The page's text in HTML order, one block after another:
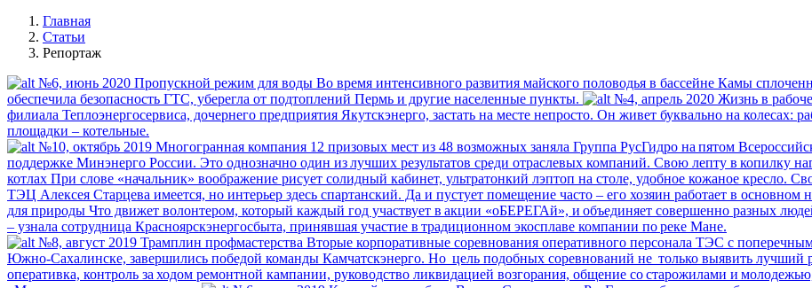
Главная
Статьи
Репортаж
№6, июнь 2020 Пропускной режим для воды Во время интенсивного развития майского половодья в бассейне Камы
обеспечила безопасность ГТС, уберегла от подтоплений Пермь и другие населенные пункты.
№4, апрель 2020 Жизнь в
филиала Теплоэнергосервиса, дочернего предприятия Якутскэнерго, застать на месте непросто. Он живет буквально на колесах:
площадки – котельные.
№10, октябрь 2019 Многогранная компания 12 призовых мест из 48 возможных заняла Группа РусГидро на пятом
поддержке Минэнерго России. Это однозначно один из лучших результатов среди отраслевых компаний. Свою лепту в копилку
котлах При слове «начальник» воображение рисует солидный кабинет, ультратонкий лэптоп на столе, удобное кожаное кресло.
ТЭЦ Алексея Старцева имеется, но интерьер здесь спартанский. Да и пустует помещение часто – его хозяин работает в основном
для природы Что движет волонтером, который каждый год участвует в акции «оБЕРЕГАй», и объединяет совершенно разных
– узнала сотрудница Красноярскэнергосбыта, принявшая участие в традиционном экосплаве компании по реке Мане.
№8, август 2019 Трамплин профмастерства Вторые корпоративные соревнования оперативного персонала ТЭС с
Южно-Сахалинске, завершились победой команды Камчатскэнерго. Но цель подобных соревнований не только выявить лучший
оперативка, контроль за ходом ремонтной кампании, руководство ликвидацией возгорания, общение со старожилами и